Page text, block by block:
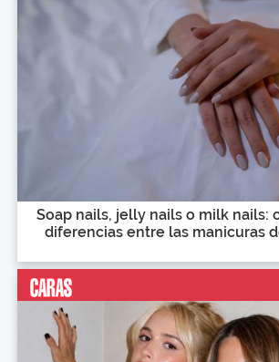
Soap nails, jelly nails o milk nails:
diferencias entre las manicuras